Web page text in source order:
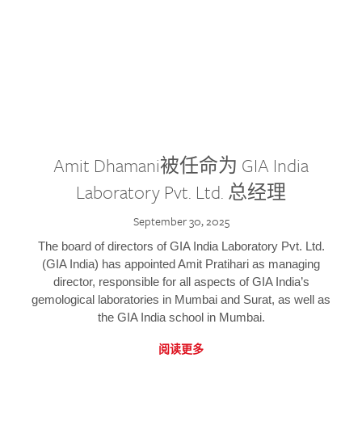
Amit Dhamani被任命为 GIA India
Laboratory Pvt. Ltd. 总经理
September 30, 2025
The board of directors of GIA India Laboratory Pvt. Ltd.
(GIA India) has appointed Amit Pratihari as managing
director, responsible for all aspects of GIA India’s
gemological laboratories in Mumbai and Surat, as well as
the GIA India school in Mumbai.
阅读更多